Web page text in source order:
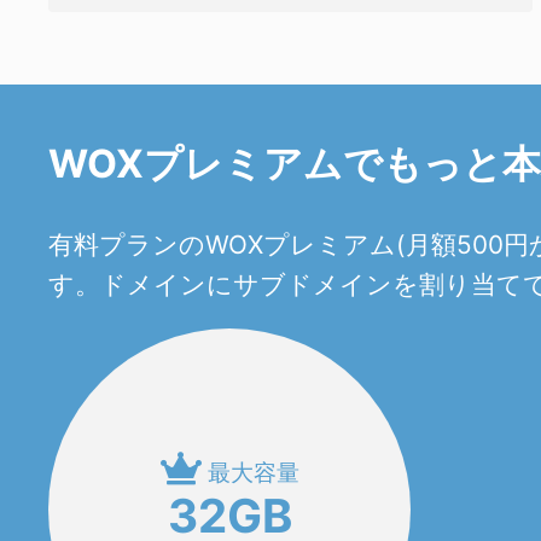
WOXプレミアムでもっと
有料プランのWOXプレミアム(月額500
す。ドメインにサブドメインを割り当て
最大容量
32GB